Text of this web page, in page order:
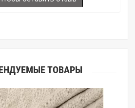
поможет Вам улучшить работу с
ТОВАРЫ